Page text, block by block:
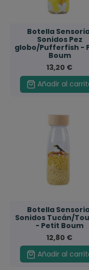
Botella
Sonidos Pez
globo/Pufferfish -
Boum
13,20 €
Añadir al
Botella
Sonidos Tucán/
- Petit Boum
12,80 €
Añadir al